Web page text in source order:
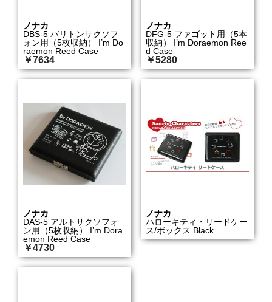
ノナカ
DBS-5 バリトンサクソフ
ォン用（5枚収納） I’m Do
raemon Reed Case
￥7634
ノナカ
DFG-5 ファゴット用（5本
収納） I’m Doraemon Ree
d Case
￥5280
ノナカ
DAS-5 アルトサクソフォ
ン用（5枚収納） I’m Dora
emon Reed Case
￥4730
ノナカ
ハローキティ・リードケー
ス/ボックス Black